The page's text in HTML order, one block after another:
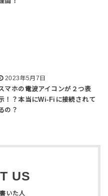
2023年5月7日
マホの電波アイコンが２つ表
！？本当にWi-Fiに接続されて
の？
US